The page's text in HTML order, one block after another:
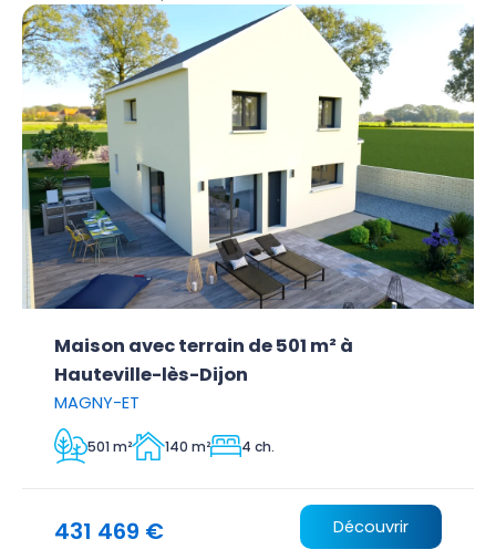
Maison avec terrain de 501 m² à
Hauteville-lès-Dijon
MAGNY-ET
501 m² 140 m² 4 ch.
431 469 € Découvrir